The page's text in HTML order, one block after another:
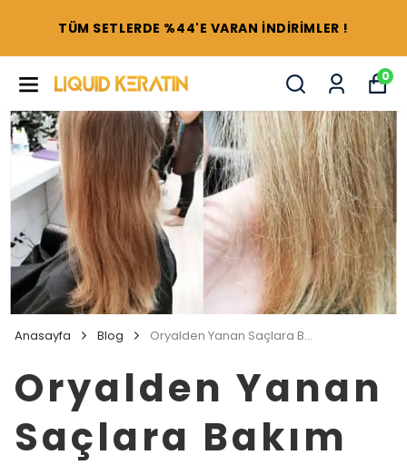
TÜM SETLERDE %44'E VARAN İNDİRİMLER !
0
Anasayfa Blog Oryalden Yanan Saçlara Bakım
Oryalden Yanan
Saçlara Bakım